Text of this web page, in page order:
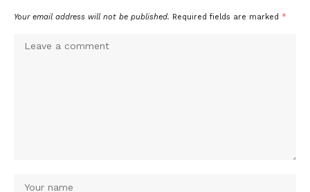
Your email address will not be published. Required fields are marked *